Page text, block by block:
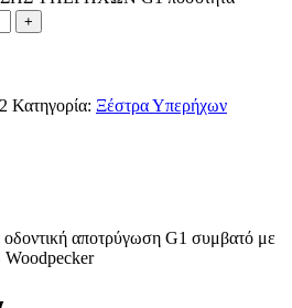
Κατηγορία: Ξέστρα Υπερήχων
αποτρύγωση G1 συμβατό με
Woodpecker